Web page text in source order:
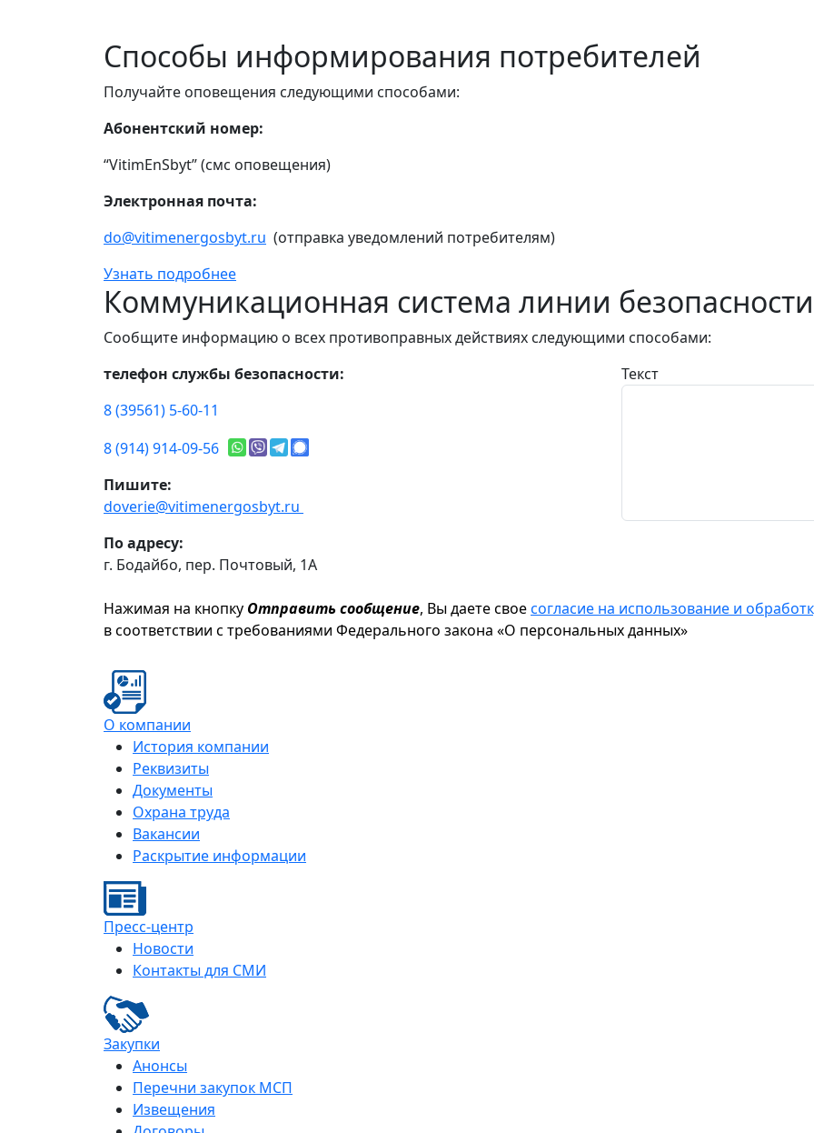
Способы информирования потребителей
Получайте оповещения следующими способами:
Абонентский номер:
“VitimEnSbyt” (смс оповещения)
Электронная почта:
do@vitimenergosbyt.ru (отправка уведомлений потребителям)
Узнать подробнее
Коммуникационная система линии безопасности
Сообщите информацию о всех противоправных действиях следующими способами:
телефон службы безопасности:
8 (39561) 5-60-11
8 (914) 914-09-56
Пишите:
doverie@vitimenergosbyt.ru
По адресу:
г. Бодайбо, пер. Почтовый, 1А
Текст
Нажимая на кнопку Отправить сообщение, Вы даете своесогласие на использование и
в соответствии с требованиями Федерального закона «О персональных данных»
О компании
История компании
Реквизиты
Документы
Охрана труда
Вакансии
Раскрытие информации
Пресс-центр
Новости
Контакты для СМИ
Закупки
Анонсы
Перечни закупок МСП
Извещения